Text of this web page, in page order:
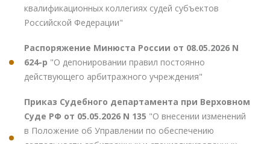
квалификационных коллегиях судей субъектов
Российской Федерации"
Распоряжение Минюста России от 08.05.2026 N
624-р "О депонировании правил постоянно
действующего арбитражного учреждения"
Приказ Судебного департамента при Верховном
Суде РФ от 05.05.2026 N 135 "О внесении изменений
в Положение об Управлении по обеспечению